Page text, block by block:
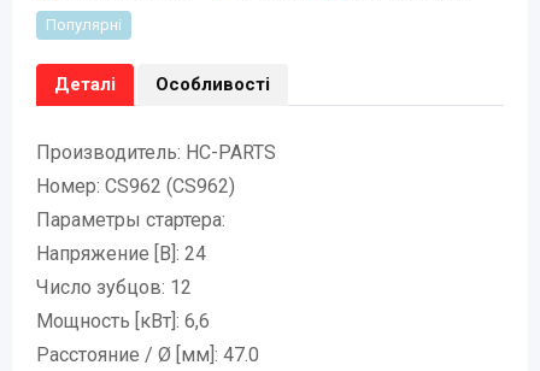
Популярні
Деталі Особливості
Производитель: HC-PARTS
Номер: CS962 (CS962)
Параметры стартера:
Напряжение [В]: 24
Число зубцов: 12
Мощность [кВт]: 6,6
Расстояние / Ø [мм]: 47.0